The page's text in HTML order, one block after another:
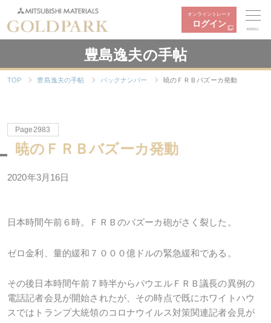
オンライントレード
ログイン
MENU
豊島逸夫の手帖
TOP 豊島逸夫の手帖 バックナンバー 暁のＦＲＢバズーカ発動
Page2983
暁のＦＲＢバズーカ発動
2020年3月16日
日本時間午前６時。ＦＲＢのバズーカ砲がさく裂した。
ゼロ金利、量的緩和７０００億ドルの緊急緩和である。
その後日本時間午前７時半からパウエルＦＲＢ議長の異例の
電話記者会見が開始されたが、その時点で既にホワイトハウ
スではトランプ大統領のコロナウイルス対策関連記者会見が